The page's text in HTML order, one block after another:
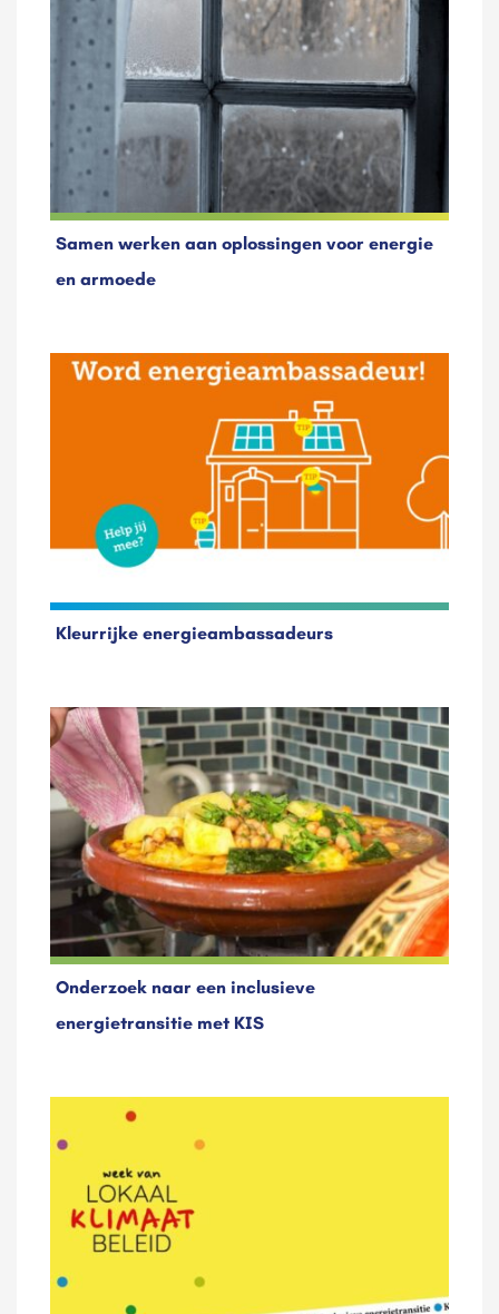
Samen werken aan oplossingen voor energie
en armoede
Kleurrijke energieambassadeurs
Onderzoek naar een inclusieve
energietransitie met KIS